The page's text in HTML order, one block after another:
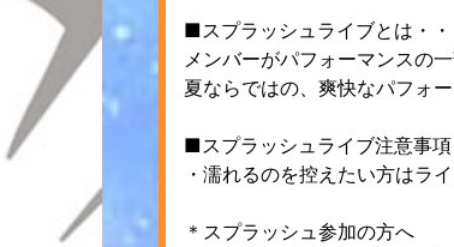
■スプラッシュライブとは・・
メンバーがパフォーマンスの
夏ならではの、爽快なパフォ
■スプラッシュライブ注意事項
・濡れるのを控えたい方はラ
＊スプラッシュ参加の方へ